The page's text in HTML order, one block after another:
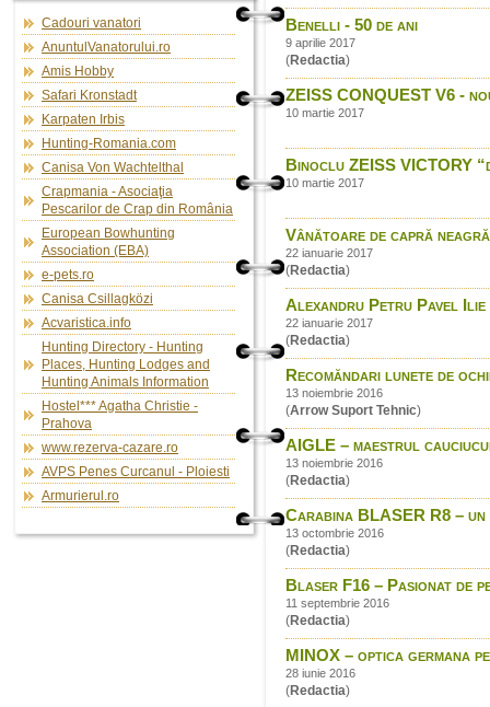
Cadouri vanatori
AnuntulVanatorului.ro
Amis Hobby
Safari Kronstadt
Karpaten Irbis
Hunting-Romania.com
Canisa Von Wachtelthal
Crapmania - Asociaţia
Pescarilor de Crap din România
European Bowhunting
Association (EBA)
e-pets.ro
Canisa Csillagközi
Acvaristica.info
Hunting Directory - Hunting
Places, Hunting Lodges and
Hunting Animals Information
Hostel*** Agatha Christie -
Prahova
www.rezerva-cazare.ro
AVPS Penes Curcanul - Ploiesti
Armurierul.ro
Benelli - 50 de ani
9 aprilie 2017
(Redactia)
ZEISS CONQUEST V6 -
10 martie 2017
Binoclu ZEISS VICTORY
10 martie 2017
Vânătoare de capră neagră
22 ianuarie 2017
(Redactia)
Alexandru Petru Pavel
22 ianuarie 2017
(Redactia)
Recomăndari lunete de
13 noiembrie 2016
(Arrow Suport Tehnic)
AIGLE – maestrul
13 noiembrie 2016
(Redactia)
Carabina BLASER R8 –
13 octombrie 2016
(Redactia)
Blaser F16 – Pasionat de
11 septembrie 2016
(Redactia)
MINOX – optica germana
28 iunie 2016
(Redactia)